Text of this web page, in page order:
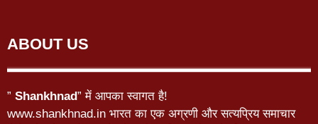
ABOUT US
” Shankhnad” में आपका स्वागत है!
www.shankhnad.in भारत का एक अग्रणी और सत्यप्रिय समाचार